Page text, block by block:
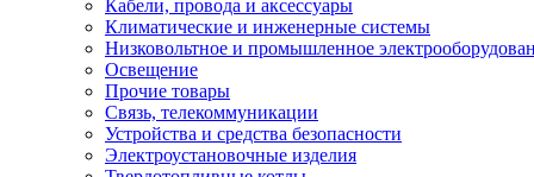
Кабели, провода и аксессуары
Климатические и инженерные системы
Низковольтное и промышленное
Освещение
Прочие товары
Связь, телекоммуникации
Устройства и средства безопасности
Электроустановочные изделия